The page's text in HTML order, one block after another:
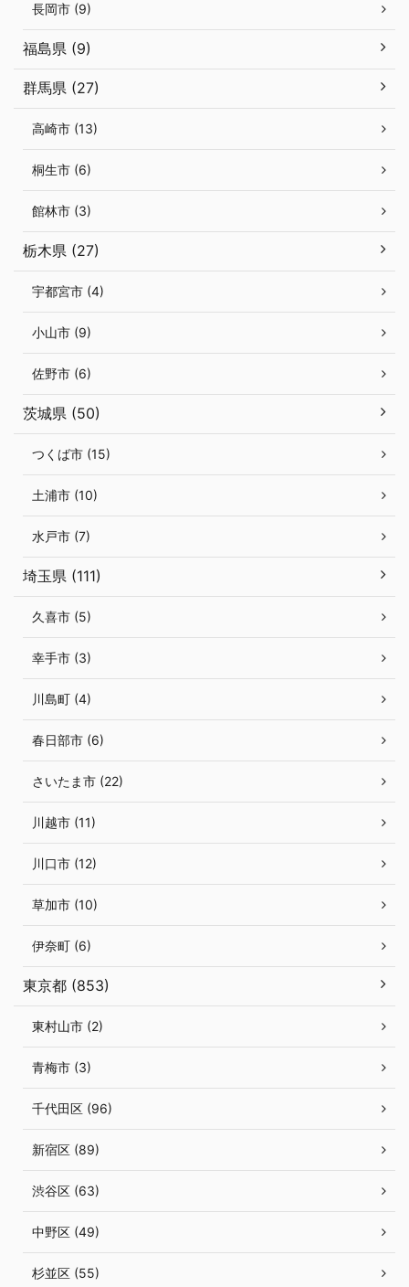
長岡市 (9)
福島県 (9)
群馬県 (27)
高崎市 (13)
桐生市 (6)
館林市 (3)
栃木県 (27)
宇都宮市 (4)
小山市 (9)
佐野市 (6)
茨城県 (50)
つくば市 (15)
土浦市 (10)
水戸市 (7)
埼玉県 (111)
久喜市 (5)
幸手市 (3)
川島町 (4)
春日部市 (6)
さいたま市 (22)
川越市 (11)
川口市 (12)
草加市 (10)
伊奈町 (6)
東京都 (853)
東村山市 (2)
青梅市 (3)
千代田区 (96)
新宿区 (89)
渋谷区 (63)
中野区 (49)
杉並区 (55)